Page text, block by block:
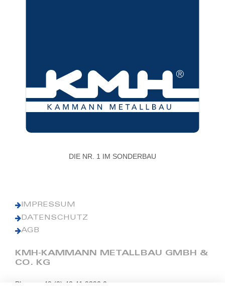
DIE NR. 1 IM SONDERBAU
IMPRESSUM
DATENSCHUTZ
AGB
KMH-KAMMANN METALLBAU GMBH &
CO. KG
Phone: +49 (0) 42 41 9390 0